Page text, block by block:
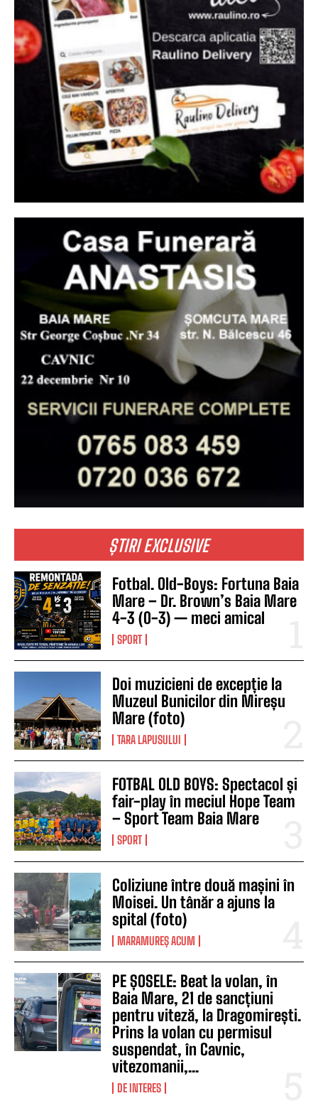
ȘTIRI EXCLUSIVE
Fotbal. Old-Boys: Fortuna Baia
Mare – Dr. Brown’s Baia Mare
4-3 (0-3) — meci amical
SPORT
Doi muzicieni de excepție la
Muzeul Bunicilor din Mireșu
Mare (foto)
TARA LAPUSULUI
FOTBAL OLD BOYS: Spectacol și
fair-play în meciul Hope Team
– Sport Team Baia Mare
SPORT
Coliziune între două mașini în
Moisei. Un tânăr a ajuns la
spital (foto)
MARAMUREȘ ACUM
PE ȘOSELE: Beat la volan, în
Baia Mare, 21 de sancțiuni
pentru viteză, la Dragomirești.
Prins la volan cu permisul
suspendat, în Cavnic,
vitezomanii,...
DE INTERES